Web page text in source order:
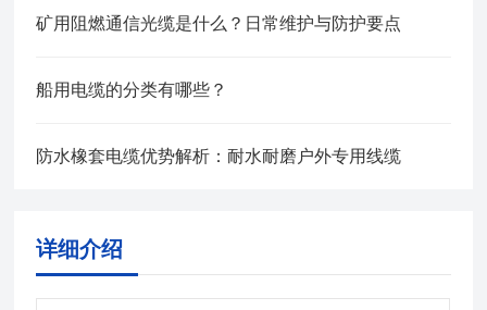
矿用阻燃通信光缆是什么？日常维护与防护要点
船用电缆的分类有哪些？
防水橡套电缆优势解析：耐水耐磨户外专用线缆
详细介绍